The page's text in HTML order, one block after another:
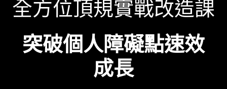
全方位頂規實戰改造課
突破個人障礙點速效
成長